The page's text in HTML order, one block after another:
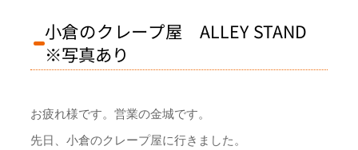
小倉のクレープ屋 ALLEY STAND
※写真あり
お疲れ様です。営業の金城です。
先日、小倉のクレープ屋に行きました。